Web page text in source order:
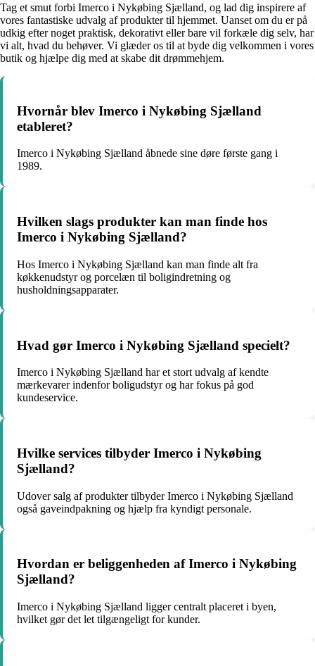
Tag et smut forbi Imerco i Nykøbing Sjælland, og lad dig inspirere af
vores fantastiske udvalg af produkter til hjemmet. Uanset om du er på
udkig efter noget praktisk, dekorativt eller bare vil forkæle dig selv, har
vi alt, hvad du behøver. Vi glæder os til at byde dig velkommen i vores
butik og hjælpe dig med at skabe dit drømmehjem.
Hvornår blev Imerco i Nykøbing Sjælland
etableret?
Imerco i Nykøbing Sjælland åbnede sine døre første gang i
1989.
Hvilken slags produkter kan man finde hos
Imerco i Nykøbing Sjælland?
Hos Imerco i Nykøbing Sjælland kan man finde alt fra
køkkenudstyr og porcelæn til boligindretning og
husholdningsapparater.
Hvad gør Imerco i Nykøbing Sjælland specielt?
Imerco i Nykøbing Sjælland har et stort udvalg af kendte
mærkevarer indenfor boligudstyr og har fokus på god
kundeservice.
Hvilke services tilbyder Imerco i Nykøbing
Sjælland?
Udover salg af produkter tilbyder Imerco i Nykøbing Sjælland
også gaveindpakning og hjælp fra kyndigt personale.
Hvordan er beliggenheden af Imerco i Nykøbing
Sjælland?
Imerco i Nykøbing Sjælland ligger centralt placeret i byen,
hvilket gør det let tilgængeligt for kunder.